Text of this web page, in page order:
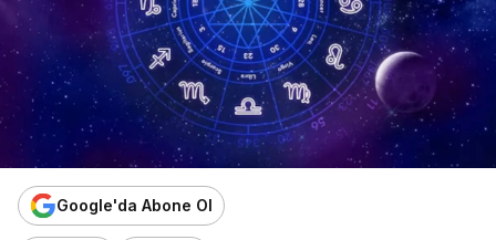
Google'da Abone Ol